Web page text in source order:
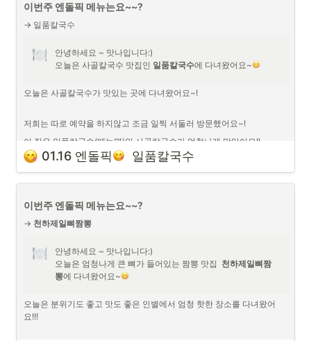
이번주 엔돌픽 메뉴는요~~?
→ 일품칼국수
안녕하세요 ~ 맛나입니다:)
오늘은 사골칼국수 맛집인 일품칼국수에 다녀왔어요~
오늘은 사골칼국수가 맛있는 곳에 다녀왔어요~!
저희는 따로 예약을 하지않고 조금 일찍 서둘러 방문했어요~!
이 집은 일품칼국수(메뉴명)인 사골칼국수가 엄청나게 맛있어요!!
01.16 엔돌픽
  일품칼국수
이번주 엔돌픽 메뉴는요~~?
→ 천하제일뼈짬뽕
안녕하세요 ~ 맛나입니다:)
오늘은 엄청나게 큰 뼈가 들어있는 짬뽕 맛집 천하제일뼈짬
뽕에 다녀왔어요~
오늘은 분위기도 좋고 맛도 좋은 인별에서 엄청 핫한 장소를 다녀왔어
요!!!